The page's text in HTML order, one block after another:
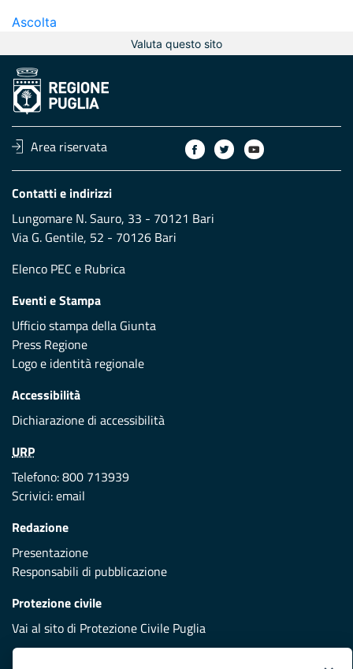
Ascolta
Valuta questo sito
Area riservata
Contatti e indirizzi
Lungomare N. Sauro, 33 - 70121 Bari
Via G. Gentile, 52 - 70126 Bari
Elenco PEC e Rubrica
Eventi e Stampa
Ufficio stampa della Giunta
Press Regione
Logo e identità regionale
Accessibilità
Dichiarazione di accessibilità
URP
Telefono: 800 713939
Scrivici:email
Redazione
Presentazione
Responsabili di pubblicazione
Protezione civile
Vai al sito di Protezione Civile Puglia